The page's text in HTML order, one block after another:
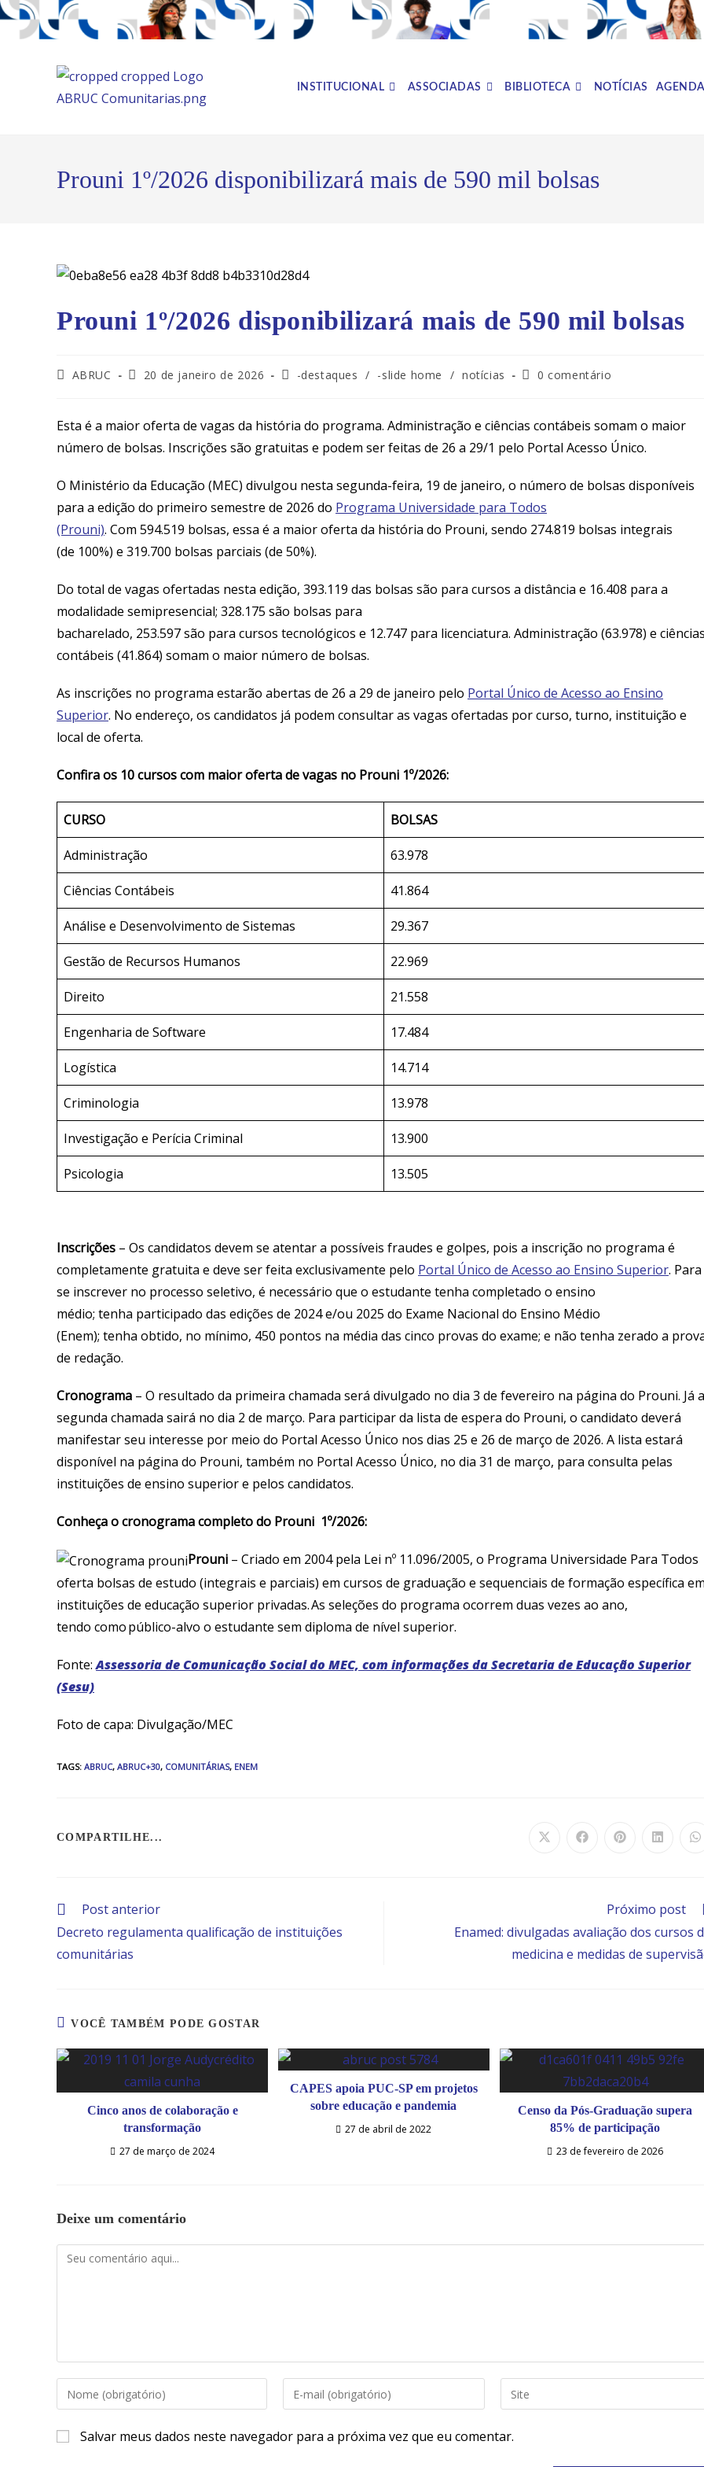
INSTITUCIONAL ASSOCIADAS BIBLIOTECA NOTÍCIAS
Prouni 1º/2026 disponibilizará mais de 590 mil bolsas
Prouni 1º/2026 disponibilizará mais de 590 mil bolsas
ABRUC 20 de janeiro de 2026 -destaques / -slide home / notícias 0 comentário
Esta é a maior oferta de vagas da história do programa. Administração e ciências contábeis somam o maior
número de bolsas. Inscrições são gratuitas e podem ser feitas de 26 a 29/1 pelo Portal Acesso Único.
O Ministério da Educação (MEC) divulgou nesta segunda-feira, 19 de janeiro, o número de bolsas disponíveis
para a edição do primeiro semestre de 2026 do Programa Universidade para Todos
(Prouni). Com 594.519 bolsas, essa é a maior oferta da história do Prouni, sendo 274.819 bolsas integrais
(de 100%) e 319.700 bolsas parciais (de 50%).
Do total de vagas ofertadas nesta edição, 393.119 das bolsas são para cursos a distância e 16.408 para a
modalidade semipresencial; 328.175 são bolsas para
bacharelado, 253.597 são para cursos tecnológicos e 12.747 para licenciatura. Administração (63.978) e
contábeis (41.864) somam o maior número de bolsas.
As inscrições no programa estarão abertas de 26 a 29 de janeiro pelo Portal Único de Acesso ao Ensino
Superior. No endereço, os candidatos já podem consultar as vagas ofertadas por curso, turno, instituição e
local de oferta.
Confira os 10 cursos com maior oferta de vagas no Prouni 1º/2026:
CURSO BOLSAS
Administração 63.978
Ciências Contábeis 41.864
Análise e Desenvolvimento de Sistemas 29.367
Gestão de Recursos Humanos 22.969
Direito 21.558
Engenharia de Software 17.484
Logística 14.714
Criminologia 13.978
Investigação e Perícia Criminal 13.900
Psicologia 13.505
Inscrições – Os candidatos devem se atentar a possíveis fraudes e golpes, pois a inscrição no programa é
completamente gratuita e deve ser feita exclusivamente pelo Portal Único de Acesso ao Ensino Superior. Para
se inscrever no processo seletivo, é necessário que o estudante tenha completado o ensino
médio; tenha participado das edições de 2024 e/ou 2025 do Exame Nacional do Ensino Médio
(Enem); tenha obtido, no mínimo, 450 pontos na média das cinco provas do exame; e não tenha zerado a
de redação.
Cronograma – O resultado da primeira chamada será divulgado no dia 3 de fevereiro na página do Prouni. Já a
segunda chamada sairá no dia 2 de março. Para participar da lista de espera do Prouni, o candidato deverá
manifestar seu interesse por meio do Portal Acesso Único nos dias 25 e 26 de março de 2026. A lista estará
disponível na página do Prouni, também no Portal Acesso Único, no dia 31 de março, para consulta pelas
instituições de ensino superior e pelos candidatos.
Conheça o cronograma completo do Prouni 1º/2026:
Prouni – Criado em 2004 pela Lei nº 11.096/2005, o Programa Universidade Para Todos
oferta bolsas de estudo (integrais e parciais) em cursos de graduação e sequenciais de formação específica
instituições de educação superior privadas. As seleções do programa ocorrem duas vezes ao ano,
tendo como público-alvo o estudante sem diploma de nível superior.
Fonte:Assessoria de Comunicação Social do MEC, com informações da Secretaria de Educação Superior
(Sesu)
Foto de capa: Divulgação/MEC
TAGS: ABRUC, ABRUC+30, COMUNITÁRIAS, ENEM
COMPARTILHE...
Post anterior
Decreto regulamenta qualificação de instituições
comunitárias
Próximo post
Enamed: divulgadas avaliação dos cursos
medicina e medidas de
VOCÊ TAMBÉM PODE GOSTAR
Cinco anos de colaboração e
transformação
27 de março de 2024
CAPES apoia PUC-SP em projetos
sobre educação e pandemia
27 de abril de 2022
Censo da Pós-Graduação supera
85% de participação
23 de fevereiro de 2026
Deixe um comentário
Salvar meus dados neste navegador para a próxima vez que eu comentar.